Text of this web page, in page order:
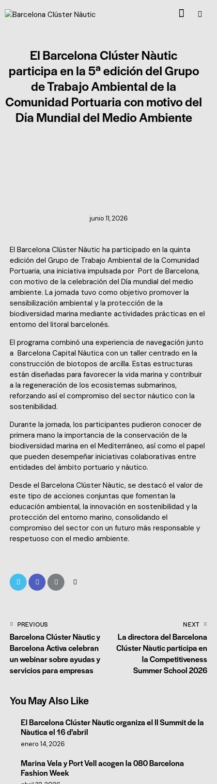
El Barcelona Clúster Nàutic
participa en la 5ª edición del Grupo
de Trabajo Ambiental de la
Comunidad Portuaria con motivo del
Día Mundial del Medio Ambiente
junio 11, 2026
El Barcelona Clúster Nàutic ha participado en la quinta
edición del Grupo de Trabajo Ambiental de la Comunidad
Portuaria, una iniciativa impulsada por Port de Barcelona,
con motivo de la celebración del Día mundial del medio
ambiente. La jornada tuvo como objetivo promover la
sensibilización ambiental y la protección de la
biodiversidad marina mediante actividades prácticas en el
entorno del litoral barcelonés.
El programa combinó una experiencia de navegación junto
a Barcelona Capital Nàutica con un taller centrado en la
construcción de biotopos de arcilla. Estas estructuras
están diseñadas para favorecer la vida marina y contribuir
a la regeneración de los ecosistemas submarinos,
reforzando así el compromiso del sector náutico con la
sostenibilidad.
Durante la jornada, los participantes pudieron conocer de
primera mano la importancia de la conservación de la
biodiversidad marina en el Mediterráneo, así como el papel
que pueden desempeñar iniciativas colaborativas entre
entidades del ámbito portuario y náutico.
Desde el Barcelona Clúster Nàutic, se destacó el valor de
este tipo de acciones conjuntas que fomentan la
educación ambiental, la innovación en sostenibilidad y la
protección del entorno marino, consolidando el
compromiso del sector con un futuro más responsable y
respetuoso con el medio ambiente.
PREVIOUS
Barcelona Clúster Nàutic y
Barcelona Activa celebran
un webinar sobre ayudas y
servicios para empresas
NEXT
La directora del Barcelona
Clúster Nàutic participa en
la Competitiveness
Summer School 2026
You May Also Like
El Barcelona Clúster Nàutic organiza el II Summit de la
Nàutica el 16 d’abril
enero 14, 2026
Marina Vela y Port Vell acogen la 080 Barcelona
Fashion Week